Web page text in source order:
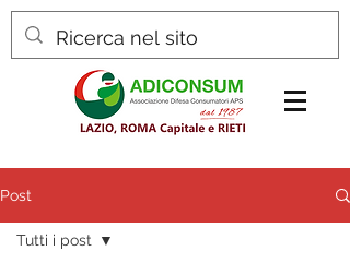
Post
Tutti i post